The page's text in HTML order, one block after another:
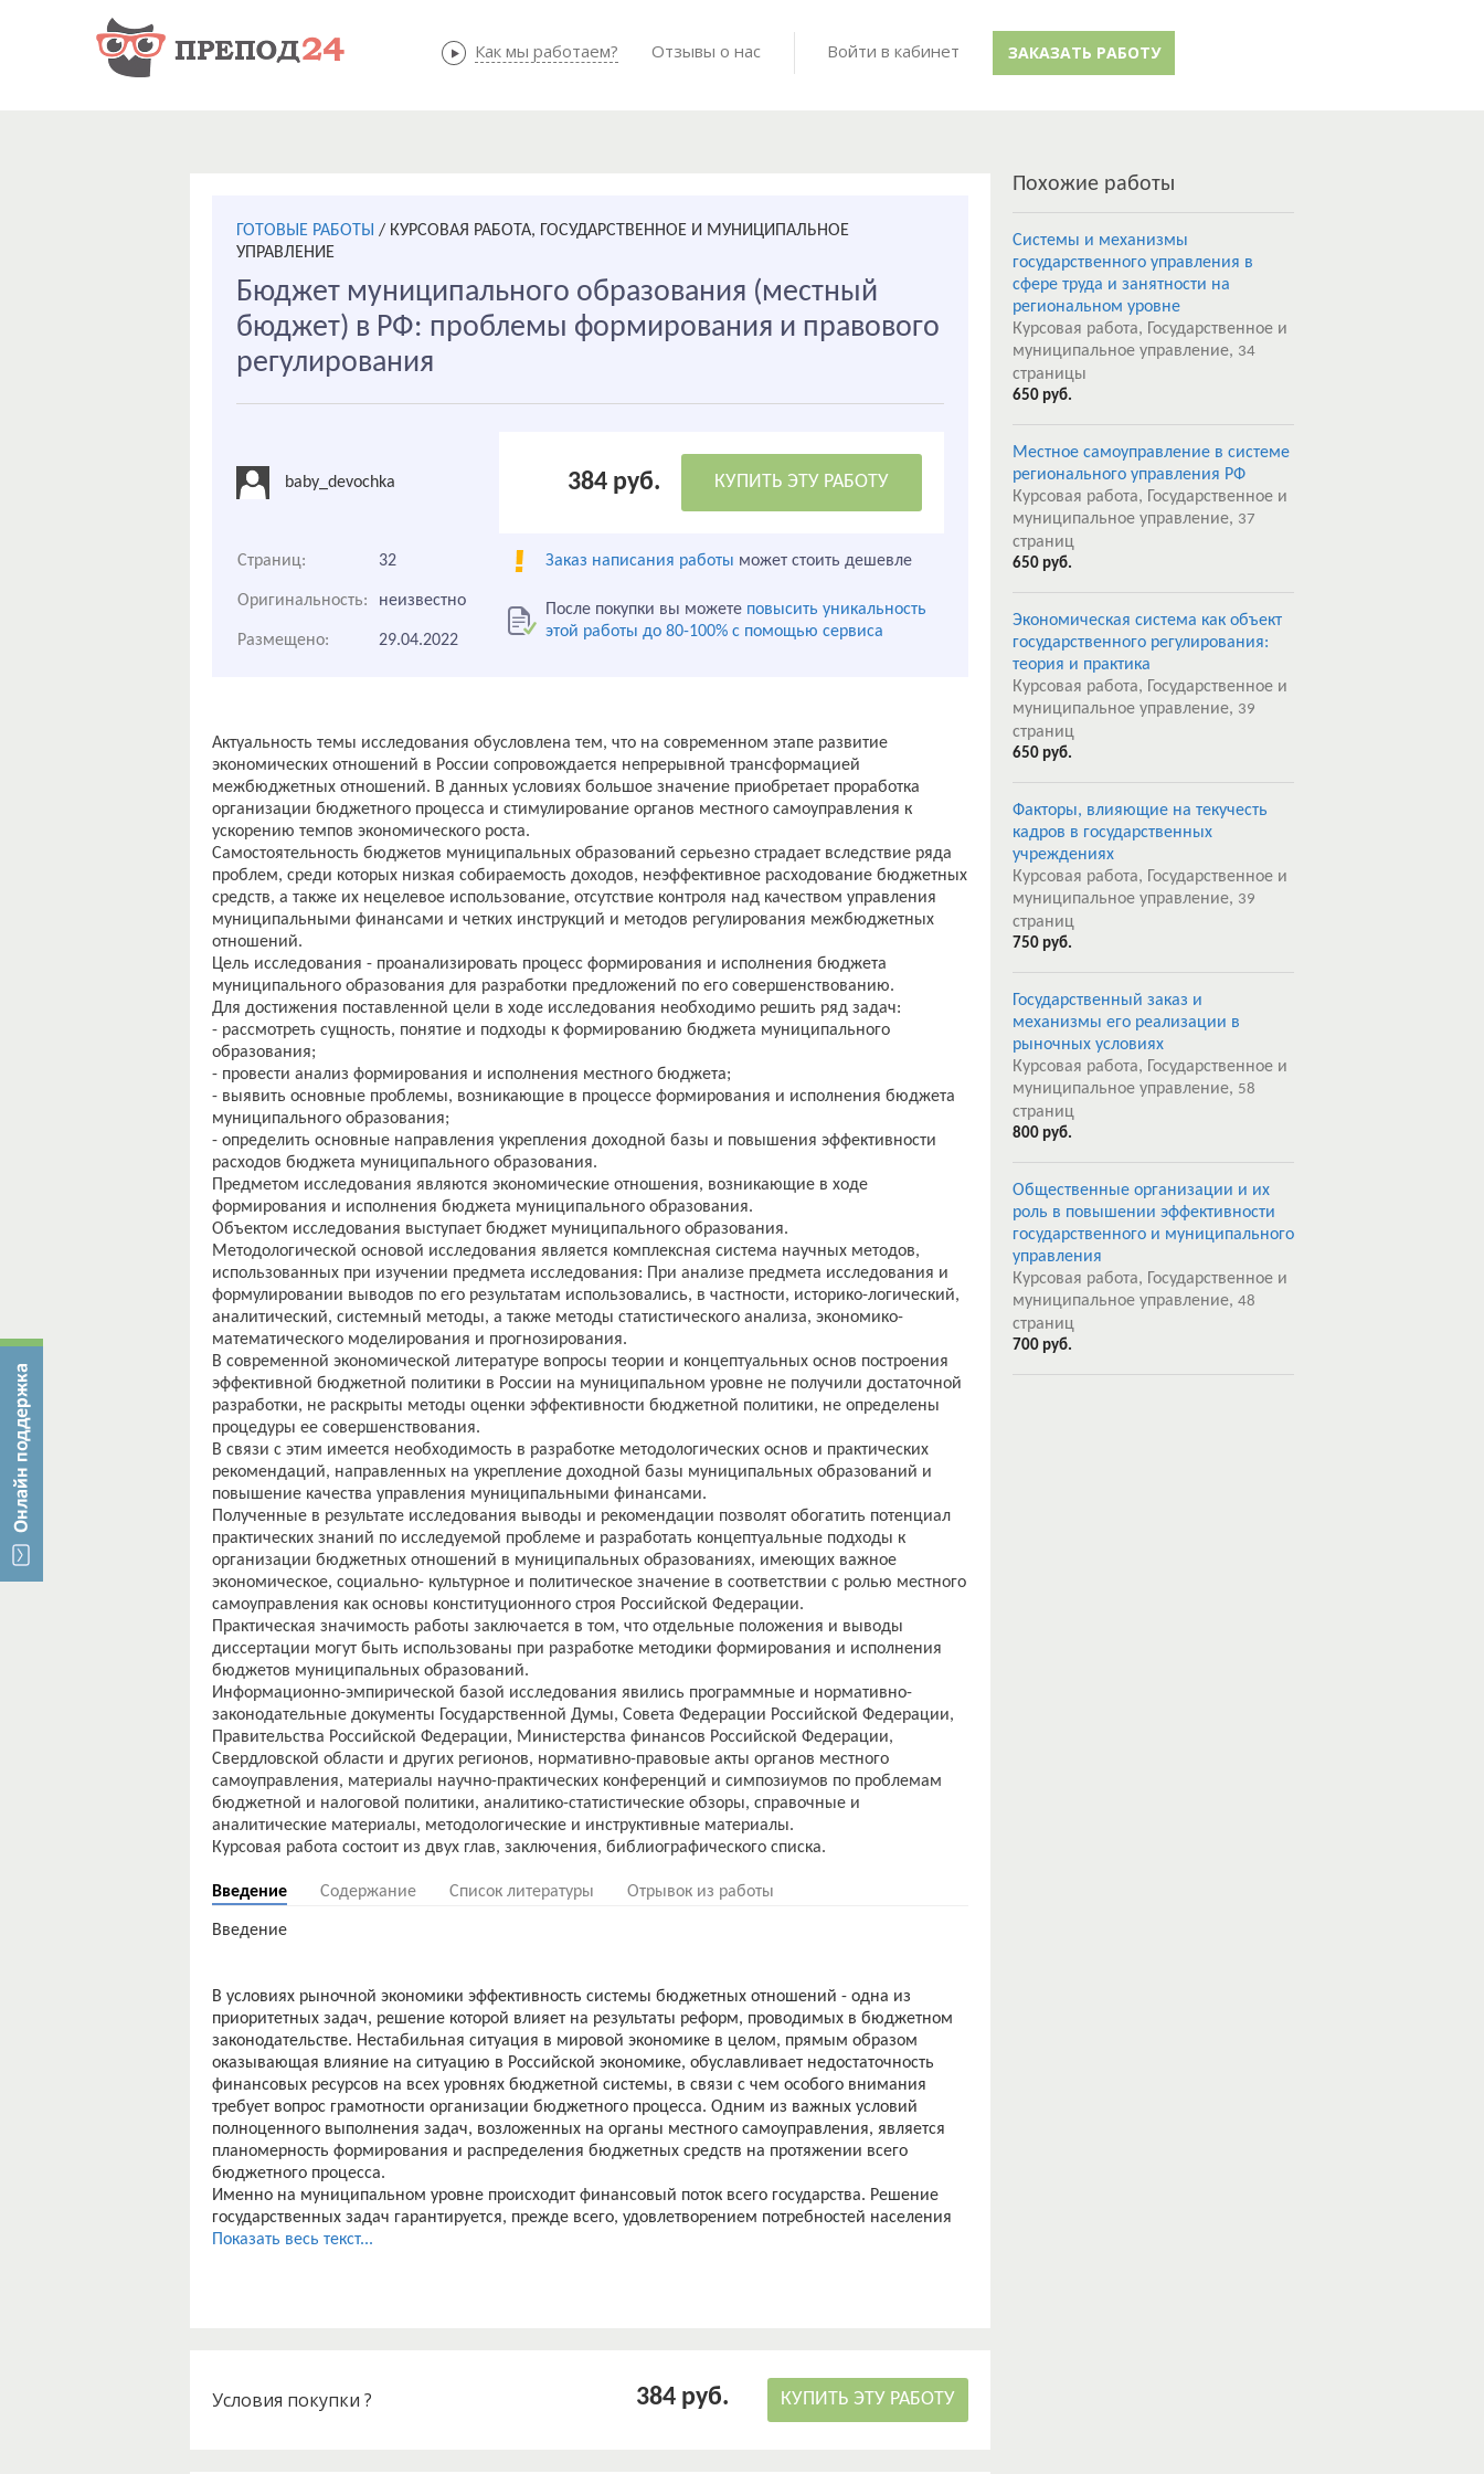
Как мы работаем? Готовые работы
Как мы работаем? Отзывы о нас Войти в кабинет ЗАКАЗАТЬ РАБОТУ
ГОТОВЫЕ РАБОТЫ / КУРСОВАЯ РАБОТА, ГОСУДАРСТВЕННОЕ И МУНИЦИПАЛЬНОЕ
УПРАВЛЕНИЕ
Бюджет муниципального образования (местный
бюджет) в РФ: проблемы формирования и правового
регулирования
baby_devochka 384 руб. КУПИТЬ ЭТУ РАБОТУ
Страниц: 32 Заказ написания работы может стоить дешевле
Оригинальность: неизвестно После покупки вы можете повысить уникальность
этой работы до 80-100% с помощью сервиса
Размещено: 29.04.2022
Актуальность темы исследования обусловлена тем, что на современном этапе развитие
экономических отношений в России сопровождается непрерывной трансформацией
межбюджетных отношений. В данных условиях большое значение приобретает проработка
организации бюджетного процесса и стимулирование органов местного самоуправления к
ускорению темпов экономического роста.
Самостоятельность бюджетов муниципальных образований серьезно страдает вследствие ряда
проблем, среди которых низкая собираемость доходов, неэффективное расходование бюджетных
средств, а также их нецелевое использование, отсутствие контроля над качеством управления
муниципальными финансами и четких инструкций и методов регулирования межбюджетных
отношений.
Цель исследования - проанализировать процесс формирования и исполнения бюджета
муниципального образования для разработки предложений по его совершенствованию.
Для достижения поставленной цели в ходе исследования необходимо решить ряд задач:
- рассмотреть сущность, понятие и подходы к формированию бюджета муниципального
образования;
- провести анализ формирования и исполнения местного бюджета;
- выявить основные проблемы, возникающие в процессе формирования и исполнения бюджета
муниципального образования;
- определить основные направления укрепления доходной базы и повышения эффективности
расходов бюджета муниципального образования.
Предметом исследования являются экономические отношения, возникающие в ходе
формирования и исполнения бюджета муниципального образования.
Объектом исследования выступает бюджет муниципального образования.
Методологической основой исследования является комплексная система научных методов,
использованных при изучении предмета исследования: При анализе предмета исследования и
формулировании выводов по его результатам использовались, в частности, историко-логический,
аналитический, системный методы, а также методы статистического анализа, экономико-
математического моделирования и прогнозирования.
В современной экономической литературе вопросы теории и концептуальных основ построения
эффективной бюджетной политики в России на муниципальном уровне не получили достаточной
разработки, не раскрыты методы оценки эффективности бюджетной политики, не определены
процедуры ее совершенствования.
В связи с этим имеется необходимость в разработке методологических основ и практических
рекомендаций, направленных на укрепление доходной базы муниципальных образований и
повышение качества управления муниципальными финансами.
Полученные в результате исследования выводы и рекомендации позволят обогатить потенциал
практических знаний по исследуемой проблеме и разработать концептуальные подходы к
организации бюджетных отношений в муниципальных образованиях, имеющих важное
экономическое, социально- культурное и политическое значение в соответствии с ролью местного
самоуправления как основы конституционного строя Российской Федерации.
Практическая значимость работы заключается в том, что отдельные положения и выводы
диссертации могут быть использованы при разработке методики формирования и исполнения
бюджетов муниципальных образований.
Информационно-эмпирической базой исследования явились программные и нормативно-
законодательные документы Государственной Думы, Совета Федерации Российской Федерации,
Правительства Российской Федерации, Министерства финансов Российской Федерации,
Свердловской области и других регионов, нормативно-правовые акты органов местного
самоуправления, материалы научно-практических конференций и симпозиумов по проблемам
бюджетной и налоговой политики, аналитико-статистические обзоры, справочные и
аналитические материалы, методологические и инструктивные материалы.
Введение Содержание Список литературы Отрывок из работы
Введение
В условиях рыночной экономики эффективность системы бюджетных отношений - одна из
приоритетных задач, решение которой влияет на результаты реформ, проводимых в бюджетном
законодательстве. Нестабильная ситуация в мировой экономике в целом, прямым образом
оказывающая влияние на ситуацию в Российской экономике, обуславливает недостаточность
финансовых ресурсов на всех уровнях бюджетной системы, в связи с чем особого внимания
требует вопрос грамотности организации бюджетного процесса. Одним из важных условий
полноценного выполнения задач, возложенных на органы местного самоуправления, является
планомерность формирования и распределения бюджетных средств на протяжении всего
бюджетного процесса.
Именно на муниципальном уровне происходит финансовый поток всего государства. Решение
государственных задач гарантируется, прежде всего, удовлетворением потребностей населения
на местном уровне. Роль муниципального бюджета на протяжении всего процесса
реализации функции выравнивания и не стимулирует органы местного самоуправления к
увеличению собственных доходов бюджета. Это снижает стимулы местных органов власти
Показать весь текст...
Условия покупки ? 384 руб. КУПИТЬ ЭТУ РАБОТУ
Похожие работы
Системы и механизмы
государственного управления в
сфере труда и занятности на
региональном уровне
Курсовая работа, Государственное и
муниципальное управление, 34
страницы
650 руб.
Местное самоуправление в системе
регионального управления РФ
Курсовая работа, Государственное и
муниципальное управление, 37
страниц
650 руб.
Экономическая система как объект
государственного регулирования:
теория и практика
Курсовая работа, Государственное и
муниципальное управление, 39
страниц
650 руб.
Факторы, влияющие на текучесть
кадров в государственных
учреждениях
Курсовая работа, Государственное и
муниципальное управление, 39
страниц
750 руб.
Государственный заказ и
механизмы его реализации в
рыночных условиях
Курсовая работа, Государственное и
муниципальное управление, 58
страниц
800 руб.
Общественные организации и их
роль в повышении эффективности
государственного и муниципального
управления
Курсовая работа, Государственное и
муниципальное управление, 48
страниц
700 руб.